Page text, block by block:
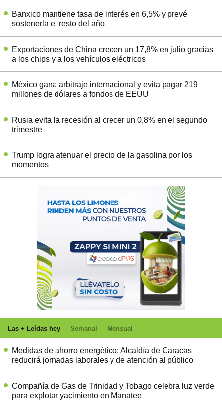
Banxico mantiene tasa de interés en 6,5% y prevé
sostenerla el resto del año
Exportaciones de China crecen un 17,8% en julio gracias
a los chips y a los vehículos eléctricos
México gana arbitraje internacional y evita pagar 219
millones de dólares a fondos de EEUU
Rusia evita la recesión al crecer un 0,8% en el segundo
trimestre
Trump logra atenuar el precio de la gasolina por los
momentos
Las + Leídas hoy Semanal Mensual
Medidas de ahorro energético: Alcaldía de Caracas
reducirá jornadas laborales y de atención al público
Compañía de Gas de Trinidad y Tobago celebra luz verde
para explotar yacimiento en Manatee